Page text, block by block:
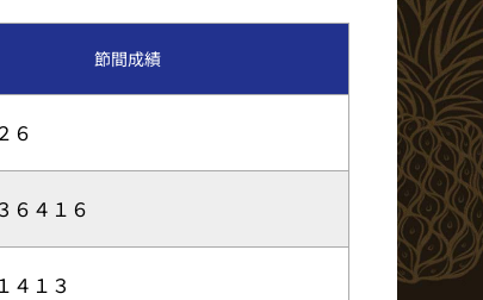
節間成績
６
６４１６
４１３